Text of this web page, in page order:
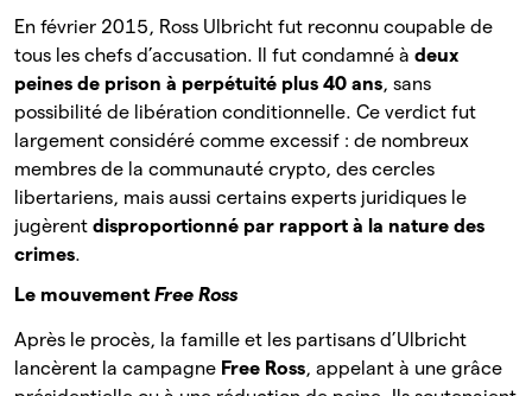
En février 2015, Ross Ulbricht fut reconnu coupable de
tous les chefs d’accusation. Il fut condamné à deux
peines de prison à perpétuité plus 40 ans, sans
possibilité de libération conditionnelle. Ce verdict fut
largement considéré comme excessif : de nombreux
membres de la communauté crypto, des cercles
libertariens, mais aussi certains experts juridiques le
jugèrent disproportionné par rapport à la nature des
crimes.
Le mouvement Free Ross
Après le procès, la famille et les partisans d’Ulbricht
lancèrent la campagne Free Ross, appelant à une grâce